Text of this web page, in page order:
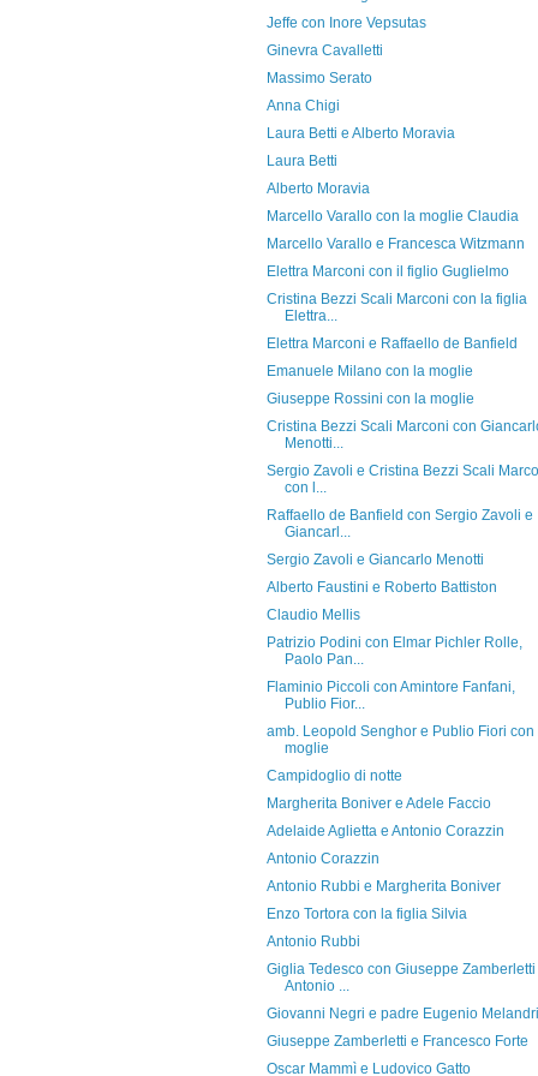
Jeffe con Inore Vepsutas
Ginevra Cavalletti
Massimo Serato
Anna Chigi
Laura Betti e Alberto Moravia
Laura Betti
Alberto Moravia
Marcello Varallo con la moglie Claudia
Marcello Varallo e Francesca Witzmann
Elettra Marconi con il figlio Guglielmo
Cristina Bezzi Scali Marconi con la figlia
Elettra...
Elettra Marconi e Raffaello de Banfield
Emanuele Milano con la moglie
Giuseppe Rossini con la moglie
Cristina Bezzi Scali Marconi con
Menotti...
Sergio Zavoli e Cristina Bezzi Scali
con l...
Raffaello de Banfield con Sergio Zavoli e
Giancarl...
Sergio Zavoli e Giancarlo Menotti
Alberto Faustini e Roberto Battiston
Claudio Mellis
Patrizio Podini con Elmar Pichler Rolle,
Paolo Pan...
Flaminio Piccoli con Amintore Fanfani,
Publio Fior...
amb. Leopold Senghor e Publio Fiori con
moglie
Campidoglio di notte
Margherita Boniver e Adele Faccio
Adelaide Aglietta e Antonio Corazzin
Antonio Corazzin
Antonio Rubbi e Margherita Boniver
Enzo Tortora con la figlia Silvia
Antonio Rubbi
Giglia Tedesco con Giuseppe Zamberletti
Antonio ...
Giovanni Negri e padre Eugenio Melandri
Giuseppe Zamberletti e Francesco Forte
Oscar Mammì e Ludovico Gatto